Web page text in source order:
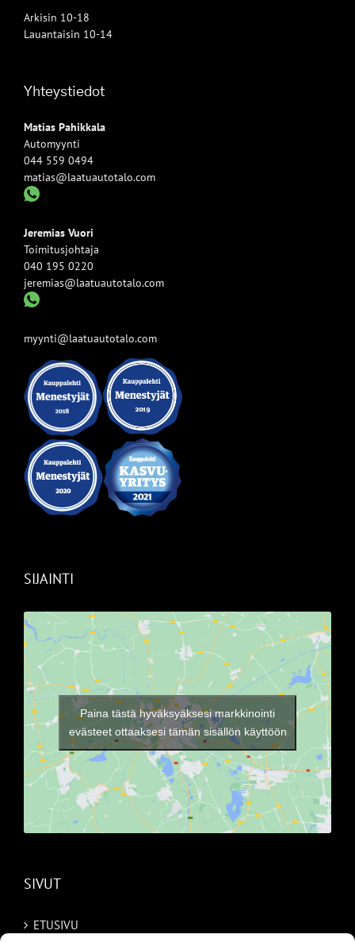
Arkisin 10-18
Lauantaisin 10-14
Yhteystiedot
Matias Pahikkala
Automyynti
044 559 0494
matias@laatuautotalo.com
Jeremias Vuori
Toimitusjohtaja
040 195 0220
jeremias@laatuautotalo.com
myynti@laatuautotalo.com
SIJAINTI
Paina tästä hyväksyäksesi markkinointi
evästeet ottaaksesi tämän sisällön käyttöön
SIVUT
ETUSIVU